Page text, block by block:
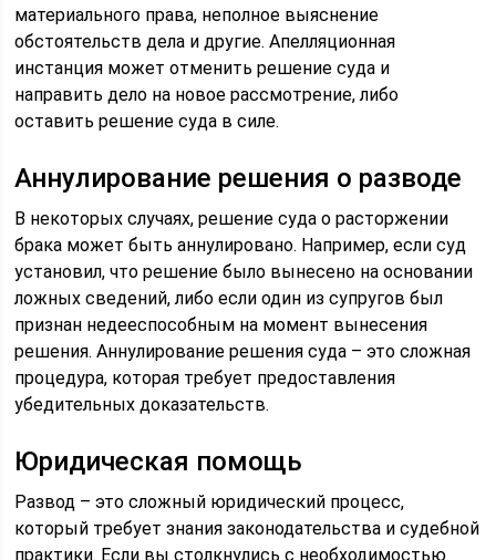
материального права, неполное выяснение
обстоятельств дела и другие. Апелляционная
инстанция может отменить решение суда и
направить дело на новое рассмотрение, либо
оставить решение суда в силе.
Аннулирование решения о разводе
В некоторых случаях, решение суда о расторжении
брака может быть аннулировано. Например, если суд
установил, что решение было вынесено на основании
ложных сведений, либо если один из супругов был
признан недееспособным на момент вынесения
решения. Аннулирование решения суда – это сложная
процедура, которая требует предоставления
убедительных доказательств.
Юридическая помощь
Развод – это сложный юридический процесс,
который требует знания законодательства и судебной
практики. Если вы столкнулись с необходимостью